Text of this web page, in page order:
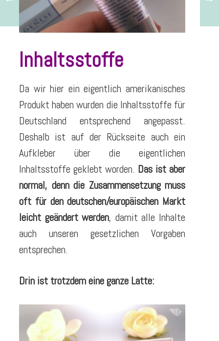
Inhaltsstoffe
Da wir hier ein eigentlich amerikanisches
Produkt haben wurden die Inhaltsstoffe für
Deutschland entsprechend angepasst.
Deshalb ist auf der Rückseite auch ein
Aufkleber über die eigentlichen
Inhaltsstoffe geklebt worden. Das ist aber
normal, denn die Zusammensetzung muss
oft für den deutschen/europäischen Markt
leicht geändert werden, damit alle Inhalte
auch unseren gesetzlichen Vorgaben
entsprechen.
Drin ist trotzdem eine ganze Latte: